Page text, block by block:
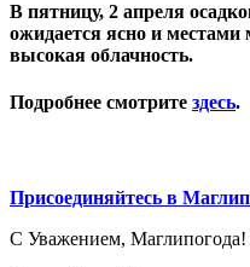
В пятницу, 2 апреля
ожидается ясно и местами
высокая облачность.
Подробнее смотрите здесь.
Присоединяйтесь в
С Уважением, Маглипогода!